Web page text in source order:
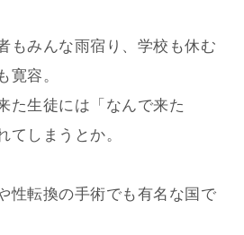
もみんな雨宿り、学校も休む
寛容。
た生徒には「なんで来た
てしまうとか。
性転換の手術でも有名な国で